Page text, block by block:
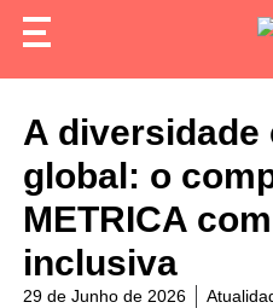
A diversidade
global: o
METRICA
inclusiva
29 de Junho de 2026